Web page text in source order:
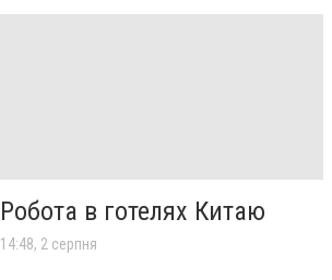
Робота в готелях Китаю
14:48, 2 серпня